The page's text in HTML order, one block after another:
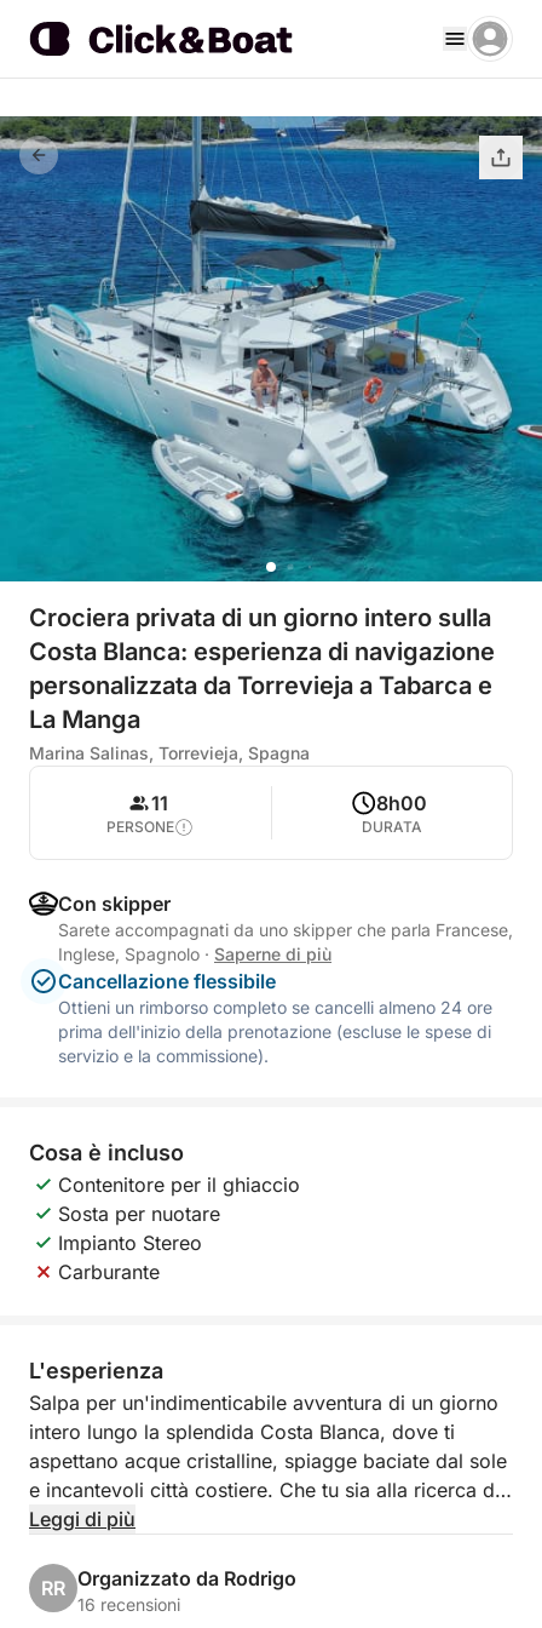
Crociera privata di un giorno intero sulla
Costa Blanca: esperienza di navigazione
personalizzata da Torrevieja a Tabarca e
La Manga
Marina Salinas, Torrevieja, Spagna
11
PERSONE
8h00
DURATA
Con skipper
Sarete accompagnati da uno skipper che parla Francese,
Inglese, Spagnolo · Saperne di più
Cancellazione flessibile
Ottieni un rimborso completo se cancelli almeno 24 ore
prima dell'inizio della prenotazione (escluse le spese di
servizio e la commissione).
Cosa è incluso
Contenitore per il ghiaccio
Sosta per nuotare
Impianto Stereo
Carburante
L'esperienza
Salpa per un'indimenticabile avventura di un giorno
intero lungo la splendida Costa Blanca, dove ti
aspettano acque cristalline, spiagge baciate dal sole
e incantevoli città costiere. Che tu sia alla ricerca di
relax, esplorazione o un mix di entrambi, questa
per scoprire i luoghi più panoramici della Spagna al
tuo ritmo. Dal vivace Marina Salinas di Torrevieja,
Leggi di più
RR Organizzato da Rodrigo
16 recensioni